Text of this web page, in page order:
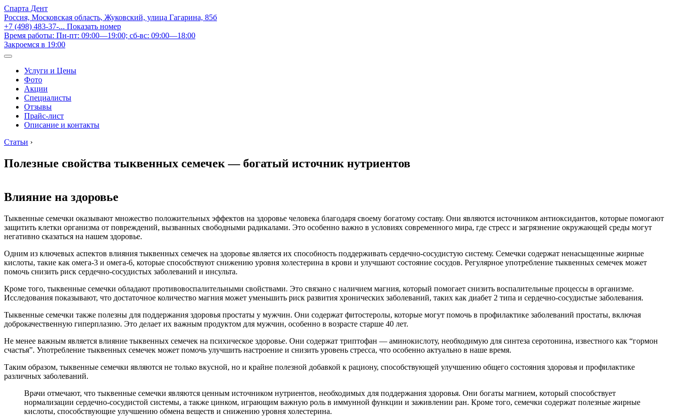
Спарта Дент
Россия, Московская область, Жуковский, улица Гагарина, 85б
+7 (498) 483-37-... Показать номер
Время работы: Пн-пт: 09:00—19:00; сб-вс: 09:00—18:00
Закроемся в 19:00
Услуги и Цены
Фото
Акции
Специалисты
Отзывы
Прайс-лист
Описание и контакты
Статьи ›
Полезные свойства тыквенных семечек — богатый источник нутриентов
Влияние на здоровье
Тыквенные семечки оказывают множество положительных эффектов на здоровье человека благодаря своему богатому составу. Они являются источником антиоксидантов, которые помогают
защитить клетки организма от повреждений, вызванных свободными радикалами. Это особенно важно в условиях современного мира, где стресс и загрязнение окружающей среды могут
негативно сказаться на нашем здоровье.
Одним из ключевых аспектов влияния тыквенных семечек на здоровье является их способность поддерживать сердечно-сосудистую систему. Семечки содержат ненасыщенные жирные
кислоты, такие как омега-3 и омега-6, которые способствуют снижению уровня холестерина в крови и улучшают состояние сосудов. Регулярное употребление тыквенных семечек может
помочь снизить риск сердечно-сосудистых заболеваний и инсульта.
Кроме того, тыквенные семечки обладают противовоспалительными свойствами. Это связано с наличием магния, который помогает снизить воспалительные процессы в организме.
Исследования показывают, что достаточное количество магния может уменьшить риск развития хронических заболеваний, таких как диабет 2 типа и сердечно-сосудистые заболевания.
Тыквенные семечки также полезны для поддержания здоровья простаты у мужчин. Они содержат фитостеролы, которые могут помочь в профилактике заболеваний простаты, включая
доброкачественную гиперплазию. Это делает их важным продуктом для мужчин, особенно в возрасте старше 40 лет.
Не менее важным является влияние тыквенных семечек на психическое здоровье. Они содержат триптофан — аминокислоту, необходимую для синтеза серотонина, известного как “гормон
счастья”. Употребление тыквенных семечек может помочь улучшить настроение и снизить уровень стресса, что особенно актуально в наше время.
Таким образом, тыквенные семечки являются не только вкусной, но и крайне полезной добавкой к рациону, способствующей улучшению общего состояния здоровья и профилактике
различных заболеваний.
Врачи отмечают, что тыквенные семечки являются ценным источником нутриентов, необходимых для поддержания здоровья. Они богаты магнием, который способствует
нормализации сердечно-сосудистой системы, а также цинком, играющим важную роль в иммунной функции и заживлении ран. Кроме того, семечки содержат полезные жирные
кислоты, способствующие улучшению обмена веществ и снижению уровня холестерина.